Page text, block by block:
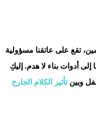
تقع على عاتقنا مسؤولية
إلى أدوات بناء لا هدم. إليكِ
وبينتأثير الكلام الجارح